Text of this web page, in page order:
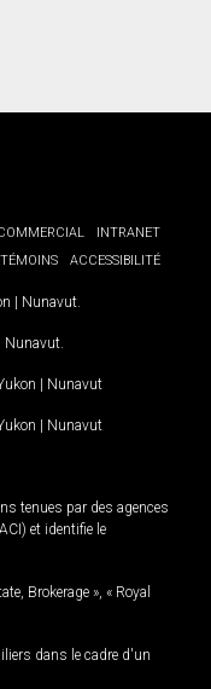
INTRANET
TÉMOINS ACCESSIBILITÉ
| Nunavut
Nunavut
| Nunavut
| Nunavut
tenues par des agences
et identifie le
Brokerage », « Royal
dans le cadre d'un